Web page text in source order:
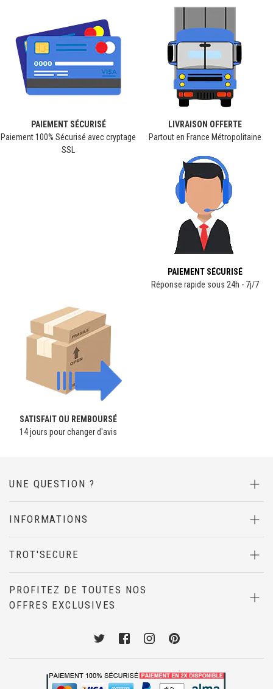
PAIEMENT SÉCURISÉ
Paiement 100% Sécurisé avec cryptage
SSL
LIVRAISON OFFERTE
Partout en France Métropolitaine
PAIEMENT SÉCURISÉ
Réponse rapide sous 24h - 7j/7
SATISFAIT OU REMBOURSÉ
14 jours pour changer d'avis
UNE QUESTION ?
INFORMATIONS
TROT'SECURE
PROFITEZ DE TOUTES NOS
OFFRES EXCLUSIVES